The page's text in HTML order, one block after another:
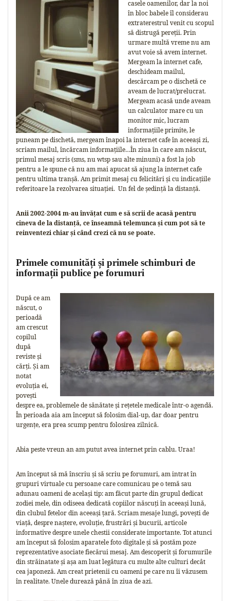
casele oamenilor, dar la noi
în bloc babele îl considerau
extraterestrul venit cu scopul
să distrugă pereții. Prin
urmare multă vreme nu am
avut voie să avem internet.
Mergeam la internet cafe,
deschideam mailul,
descărcam pe o dischetă ce
aveam de lucrat/prelucrat.
Mergeam acasă unde aveam
un calculator mare cu un
monitor mic, lucram
informațiile primite, le
puneam pe dischetă, mergeam înapoi la internet cafe în aceeași zi,
scriam mailul, încărcam informațiile…În ziua în care am născut,
primul mesaj scris (sms, nu wtsp sau alte minuni) a fost la job
pentru a le spune că nu am mai apucat să ajung la internet cafe
pentru ultima tranșă. Am primit mesaj cu felicitări și cu indicațiile
referitoare la rezolvarea situației. Un fel de ședință la distanță.
Anii 2002-2004 m-au învățat cum e să scrii de acasă pentru
cineva de la distanță, ce înseamnă telemunca și cum pot să te
reinventezi chiar și când crezi că nu se poate.
Primele comunități și primele schimburi de
informații publice pe forumuri
După ce am
născut, o
perioadă
am crescut
copilul
după
reviste și
cărți. Și am
notat
evoluția ei,
povești
despre ea, problemele de sănătate și rețetele medicale într-o agendă.
În perioada aia am început să folosim dial-up, dar doar pentru
urgențe, era prea scump pentru folosirea zilnică.
Abia peste vreun an am putut avea internet prin cablu. Uraa!
Am început să mă înscriu și să scriu pe forumuri, am intrat în
grupuri virtuale cu persoane care comunicau pe o temă sau
adunau oameni de același tip: am făcut parte din grupul dedicat
zodiei mele, din odiseea dedicată copiilor născuți în aceeași lună,
din clubul fetelor din aceeași țară. Scriam mesaje lungi, povești de
viață, despre naștere, evoluție, frustrări și bucurii, articole
informative despre unele chestii considerate importante. Tot atunci
am început să folosim aparatele foto digitale și să postăm poze
reprezentative asociate fiecărui mesaj. Am descoperit și forumurile
din străinatate și așa am luat legătura cu multe alte culturi decât
cea japoneză. Am creat prietenii cu oameni pe care nu îi văzusem
în realitate. Unele durează până în ziua de azi.